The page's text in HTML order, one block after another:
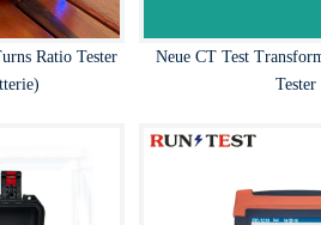
Ratio Tester
Neue CT Test
Tester